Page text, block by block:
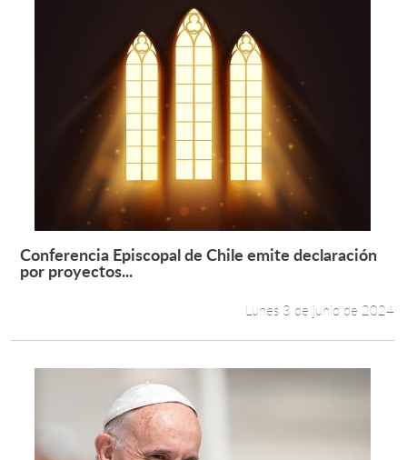
Leer más +
Conferencia Episcopal de Chile emite declaración
por proyectos...
Lunes 3 de junio de 2024